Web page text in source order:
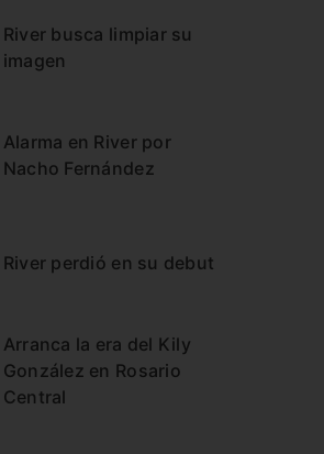
River busca limpiar su
imagen
Alarma en River por
Nacho Fernández
River perdió en su debut
Arranca la era del Kily
González en Rosario
Central